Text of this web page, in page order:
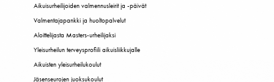
Aikuisurheilijoiden valmennusleirit ja -päivät
Valmentajapankki ja huoltopalvelut
Aloittelijasta Masters-urheilijaksi
Yleisurheilun terveysprofiili aikuisliikkujalle
Aikuisten yleisurheilukoulut
Jäsenseurojen juoksukoulut